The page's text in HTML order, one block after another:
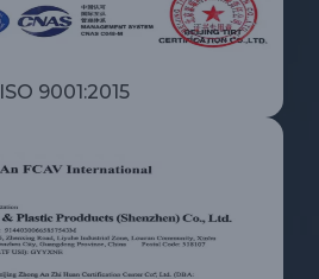
ISO 9001:2015